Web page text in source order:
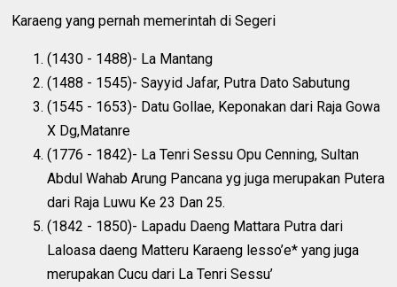
Karaeng yang pernah memerintah di Segeri
(1430 - 1488)- La Mantang
(1488 - 1545)- Sayyid Jafar, Putra Dato Sabutung
(1545 - 1653)- Datu Gollae, Keponakan dari Raja Gowa
X Dg,Matanre
(1776 - 1842)- La Tenri Sessu Opu Cenning, Sultan
Abdul Wahab Arung Pancana yg juga merupakan Putera
dari Raja Luwu Ke 23 Dan 25.
(1842 - 1850)- Lapadu Daeng Mattara Putra dari
Laloasa daeng Matteru Karaeng lesso’e* yang juga
merupakan Cucu dari La Tenri Sessu’